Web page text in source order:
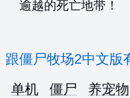
逾越的死亡地带！
跟僵尸牧场2中文版
单机
僵尸 养宠物